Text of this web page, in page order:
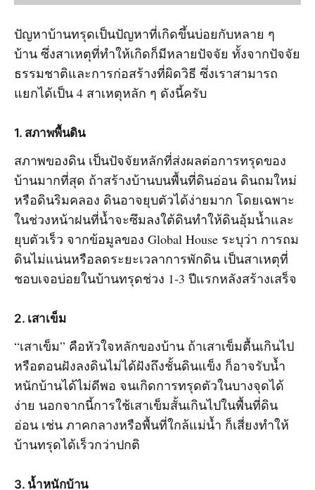
ปัญหาบ้านทรุดเป็นปัญหาที่เกิดขึ้นบ่อยกับหลาย ๆ
บ้าน ซึ่งสาเหตุที่ทำให้เกิดก็มีหลายปัจจัย ทั้งจากปัจจัย
ธรรมชาติและการก่อสร้างที่ผิดวิธี ซึ่งเราสามารถ
แยกได้เป็น 4 สาเหตุหลัก ๆ ดังนี้ครับ
1. สภาพพื้นดิน
สภาพของดิน เป็นปัจจัยหลักที่ส่งผลต่อการทรุดของ
บ้านมากที่สุด ถ้าสร้างบ้านบนพื้นที่ดินอ่อน ดินถมใหม่
หรือดินริมคลอง ดินอาจยุบตัวได้ง่ายมาก โดยเฉพาะ
ในช่วงหน้าฝนที่น้ำจะซึมลงใต้ดินทำให้ดินอุ้มน้ำและ
ยุบตัวเร็ว จากข้อมูลของ Global House ระบุว่า การถม
ดินไม่แน่นหรือลดระยะเวลาการพักดิน เป็นสาเหตุที่
ชอบเจอบ่อยในบ้านทรุดช่วง 1-3 ปีแรกหลังสร้างเสร็จ
2. เสาเข็ม
“เสาเข็ม” คือหัวใจหลักของบ้าน ถ้าเสาเข็มตื้นเกินไป
หรือตอนฝังลงดินไม่ได้ฝังถึงชั้นดินแข็ง ก็อาจรับน้ำ
หนักบ้านได้ไม่ดีพอ จนเกิดการทรุดตัวในบางจุดได้
ง่าย นอกจากนี้การใช้เสาเข็มสั้นเกินไปในพื้นที่ดิน
อ่อน เช่น ภาคกลางหรือพื้นที่ใกล้แม่น้ำ ก็เสี่ยงทำให้
บ้านทรุดได้เร็วกว่าปกติ
3. น้ำหนักบ้าน